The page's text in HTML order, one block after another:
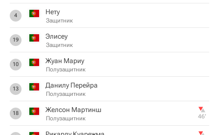
4 Нету
Защитник
19 Элисеу
Защитник
10 Жуан Мариу
Полузащитник
13 Данилу Перейра
Полузащитник
18 Желсон Мартинш
Полузащитник 46‎’‎